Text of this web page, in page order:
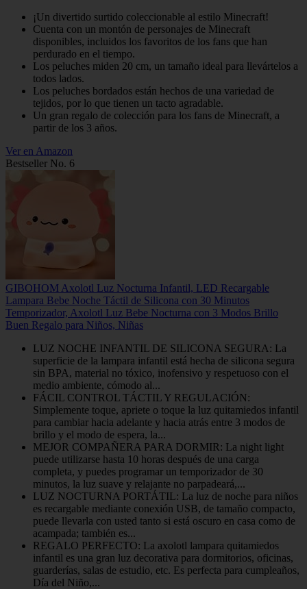
¡Un divertido surtido coleccionable al estilo Minecraft!
Cuenta con un montón de personajes de Minecraft
disponibles, incluidos los favoritos de los fans que han
perdurado en el tiempo.
Los peluches miden 20 cm, un tamaño ideal para llevártelos a
todos lados.
Los peluches bordados están hechos de una variedad de
tejidos, por lo que tienen un tacto agradable.
Un gran regalo de colección para los fans de Minecraft, a
partir de los 3 años.
Ver en Amazon
Bestseller No. 6
GIBOHOM Axolotl Luz Nocturna Infantil, LED Recargable
Lampara Bebe Noche Táctil de Silicona con 30 Minutos
Temporizador, Axolotl Luz Bebe Nocturna con 3 Modos Brillo
Buen Regalo para Niños, Niñas
LUZ NOCHE INFANTIL DE SILICONA SEGURA: La
superficie de la lampara infantil está hecha de silicona segura
sin BPA, material no tóxico, inofensivo y respetuoso con el
medio ambiente, cómodo al...
FÁCIL CONTROL TÁCTIL Y REGULACIÓN:
Simplemente toque, apriete o toque la luz quitamiedos infantil
para cambiar hacia adelante y hacia atrás entre 3 modos de
brillo y el modo de espera, la...
MEJOR COMPAÑERA PARA DORMIR: La night light
puede utilizarse hasta 10 horas después de una carga
completa, y puedes programar un temporizador de 30
minutos, la luz suave y relajante no parpadeará,...
LUZ NOCTURNA PORTÁTIL: La luz de noche para niños
es recargable mediante conexión USB, de tamaño compacto,
puede llevarla con usted tanto si está oscuro en casa como de
acampada; también es...
REGALO PERFECTO: La axolotl lampara quitamiedos
infantil es una gran luz decorativa para dormitorios, oficinas,
guarderías, salas de estudio, etc. Es perfecta para cumpleaños,
Día del Niño,...